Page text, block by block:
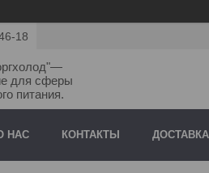
18
для сферы
питания.
НАС КОНТАКТЫ